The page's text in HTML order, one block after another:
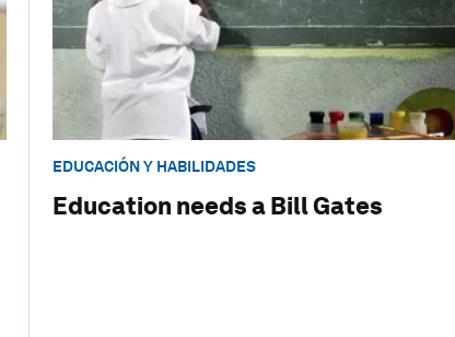
EDUCACIÓN Y HABILIDADES
Education needs a Bill Gates